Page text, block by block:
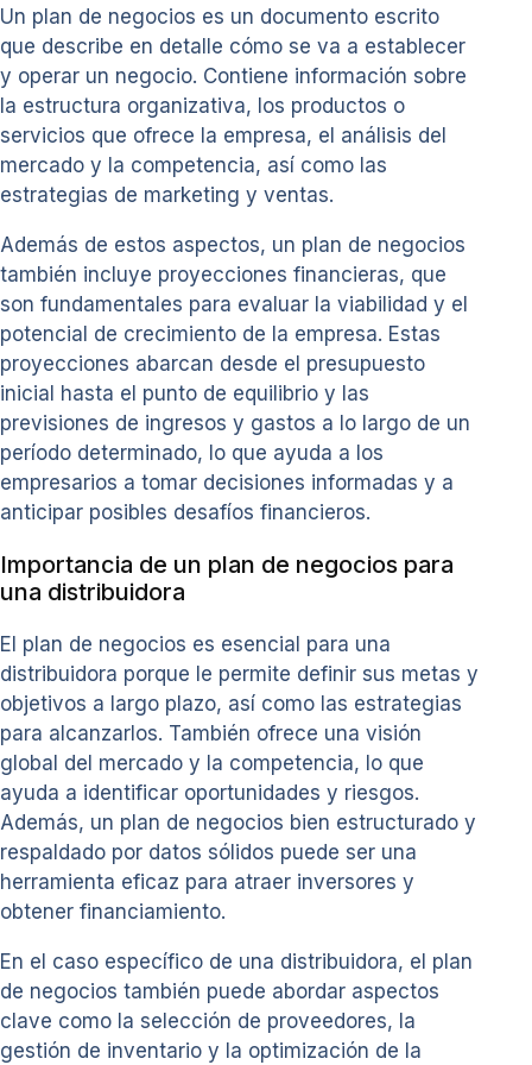
Un plan de negocios es un documento escrito
que describe en detalle cómo se va a establecer
y operar un negocio. Contiene información sobre
la estructura organizativa, los productos o
servicios que ofrece la empresa, el análisis del
mercado y la competencia, así como las
estrategias de marketing y ventas.
Además de estos aspectos, un plan de negocios
también incluye proyecciones financieras, que
son fundamentales para evaluar la viabilidad y el
potencial de crecimiento de la empresa. Estas
proyecciones abarcan desde el presupuesto
inicial hasta el punto de equilibrio y las
previsiones de ingresos y gastos a lo largo de un
período determinado, lo que ayuda a los
empresarios a tomar decisiones informadas y a
anticipar posibles desafíos financieros.
Importancia de un plan de negocios para
una distribuidora
El plan de negocios es esencial para una
distribuidora porque le permite definir sus metas y
objetivos a largo plazo, así como las estrategias
para alcanzarlos. También ofrece una visión
global del mercado y la competencia, lo que
ayuda a identificar oportunidades y riesgos.
Además, un plan de negocios bien estructurado y
respaldado por datos sólidos puede ser una
herramienta eficaz para atraer inversores y
obtener financiamiento.
En el caso específico de una distribuidora, el plan
de negocios también puede abordar aspectos
clave como la selección de proveedores, la
gestión de inventario y la optimización de la